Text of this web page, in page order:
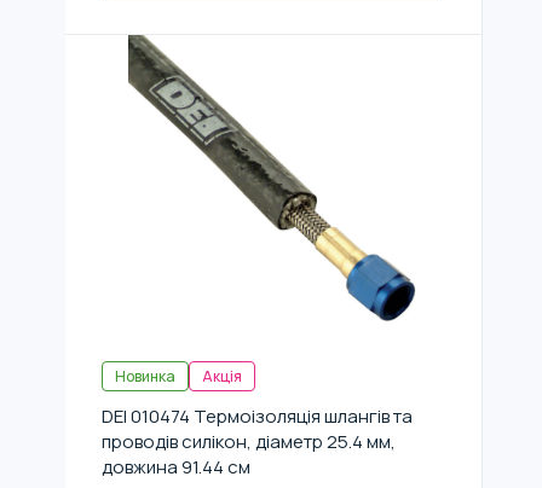
Новинка Акція
DEI 010474 Термоізоляція шлангів та
проводів силікон, діаметр 25.4 мм,
довжина 91.44 см